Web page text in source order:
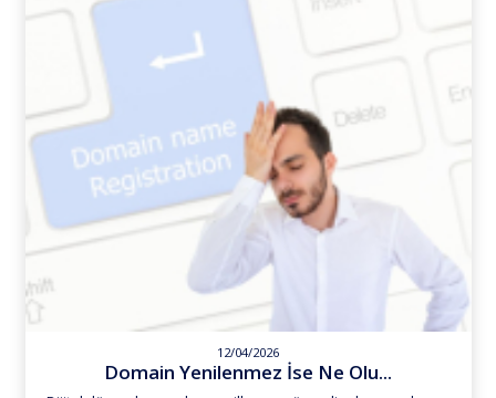
12/04/2026
Domain Yenilenmez İse Ne Olu...